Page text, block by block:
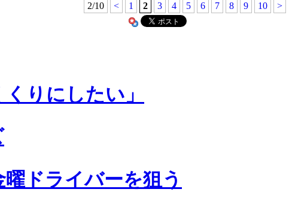
2/10
< 1 2 3 4 5 6 7 8 9 10 >
りにしたい」
ドライバーを狙う